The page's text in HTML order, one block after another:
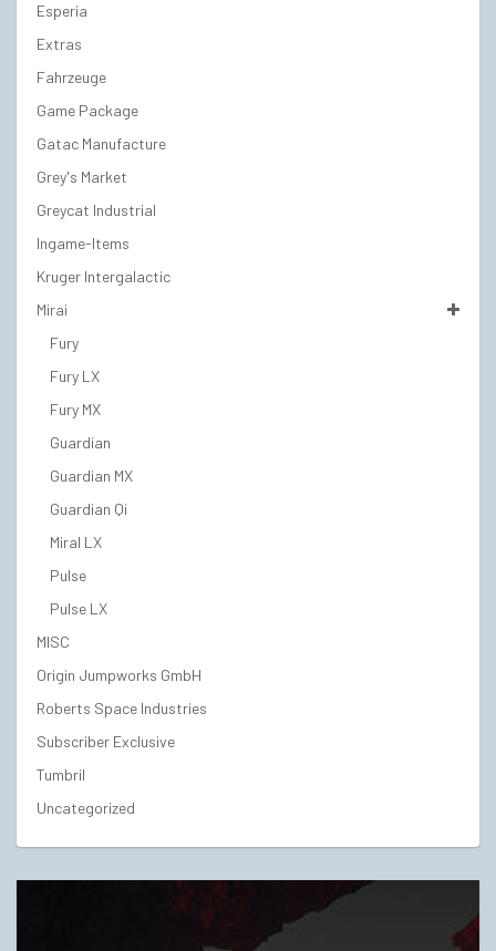
Esperia
Extras
Fahrzeuge
Game Package
Gatac Manufacture
Grey's Market
Greycat Industrial
Ingame-Items
Kruger Intergalactic
Mirai
Fury
Fury LX
Fury MX
Guardian
Guardian MX
Guardian Qi
Miral LX
Pulse
Pulse LX
MISC
Origin Jumpworks GmbH
Roberts Space Industries
Subscriber Exclusive
Tumbril
Uncategorized